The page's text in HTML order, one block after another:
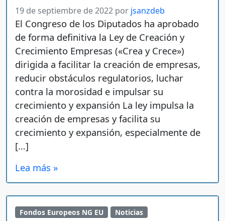
19 de septiembre de 2022 por jsanzdeb
El Congreso de los Diputados ha aprobado
de forma definitiva la Ley de Creación y
Crecimiento Empresas («Crea y Crece»)
dirigida a facilitar la creación de empresas,
reducir obstáculos regulatorios, luchar
contra la morosidad e impulsar su
crecimiento y expansión La ley impulsa la
creación de empresas y facilita su
crecimiento y expansión, especialmente de
[…]
Lea más »
Fondos Europeos NG EU Noticias